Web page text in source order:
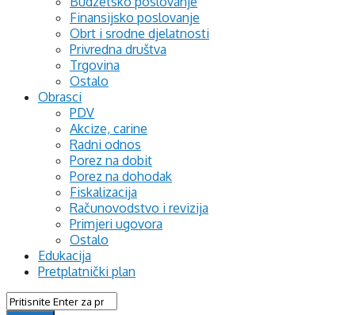
Finansijsko poslovanje
Obrt i srodne djelatnosti
Privredna društva
Trgovina
Ostalo
Obrasci
PDV
Akcize, carine
Radni odnos
Porez na dobit
Porez na dohodak
Fiskalizacija
Računovodstvo i revizija
Primjeri ugovora
Ostalo
Edukacija
Pretplatnički plan